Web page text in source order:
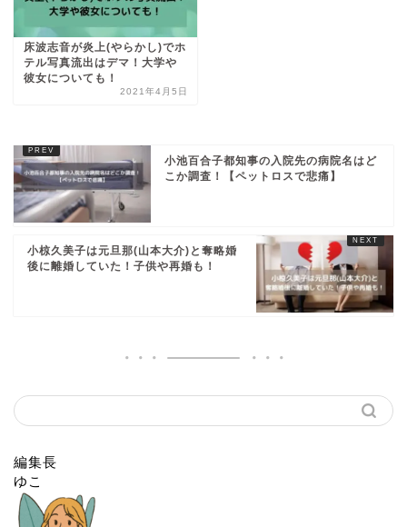
床波志音が炎上(やらかし)でホ
テル写真流出はデマ！大学や
彼女についても！
2021年4月5日
小池百合子都知事の入院先の病院名はど
こか調査！【ペットロスで悲痛】
小椋久美子は元旦那(山本大介)と奪略婚
後に離婚していた！子供や再婚も！
編集長
ゆこ